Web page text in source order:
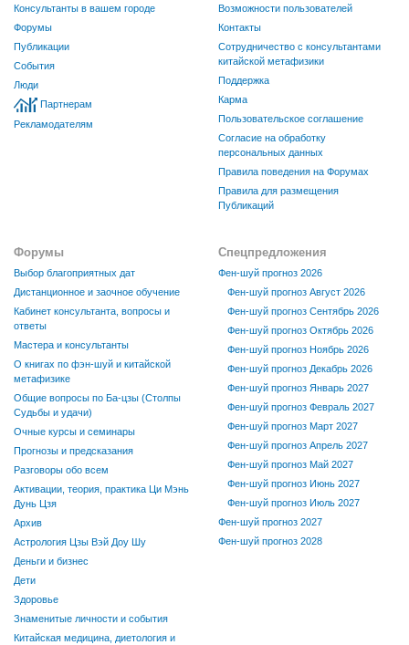
Консультанты в вашем городе
Форумы
Публикации
События
Люди
Партнерам
Рекламодателям
Возможности пользователей
Контакты
Сотрудничество с консультантами
китайской метафизики
Поддержка
Карма
Пользовательское соглашение
Согласие на обработку
персональных данных
Правила поведения на Форумах
Правила для размещения
Публикаций
Форумы
Выбор благоприятных дат
Дистанционное и заочное обучение
Кабинет консультанта, вопросы и
ответы
Мастера и консультанты
О книгах по фэн-шуй и китайской
метафизике
Общие вопросы по Ба-цзы (Столпы
Судьбы и удачи)
Очные курсы и семинары
Прогнозы и предсказания
Разговоры обо всем
Активации, теория, практика Ци Мэнь
Дунь Цзя
Архив
Астрология Цзы Вэй Доу Шу
Деньги и бизнес
Дети
Здоровье
Знаменитые личности и события
Китайская медицина, диетология и
Спецпредложения
Фен-шуй прогноз 2026
Фен-шуй прогноз Август 2026
Фен-шуй прогноз Сентябрь 2026
Фен-шуй прогноз Октябрь 2026
Фен-шуй прогноз Ноябрь 2026
Фен-шуй прогноз Декабрь 2026
Фен-шуй прогноз Январь 2027
Фен-шуй прогноз Февраль 2027
Фен-шуй прогноз Март 2027
Фен-шуй прогноз Апрель 2027
Фен-шуй прогноз Май 2027
Фен-шуй прогноз Июнь 2027
Фен-шуй прогноз Июль 2027
Фен-шуй прогноз 2027
Фен-шуй прогноз 2028